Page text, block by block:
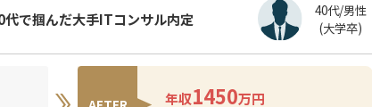
で掴んだ大手ITコンサル内定
40代/男性
(大学卒)
年収1450万円